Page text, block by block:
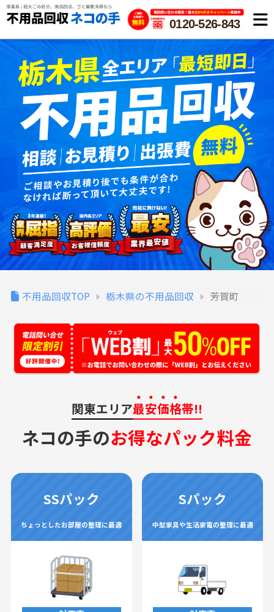
0120-526-843
不用品回収TOP 栃木県の不用品回収 芳賀町
関東エリア最安価格帯!!
ネコの手のお得なパック料金
SSパック
ちょっとしたお部屋の整理に最適
Sパック
中型家具や生活家電の整理に最適